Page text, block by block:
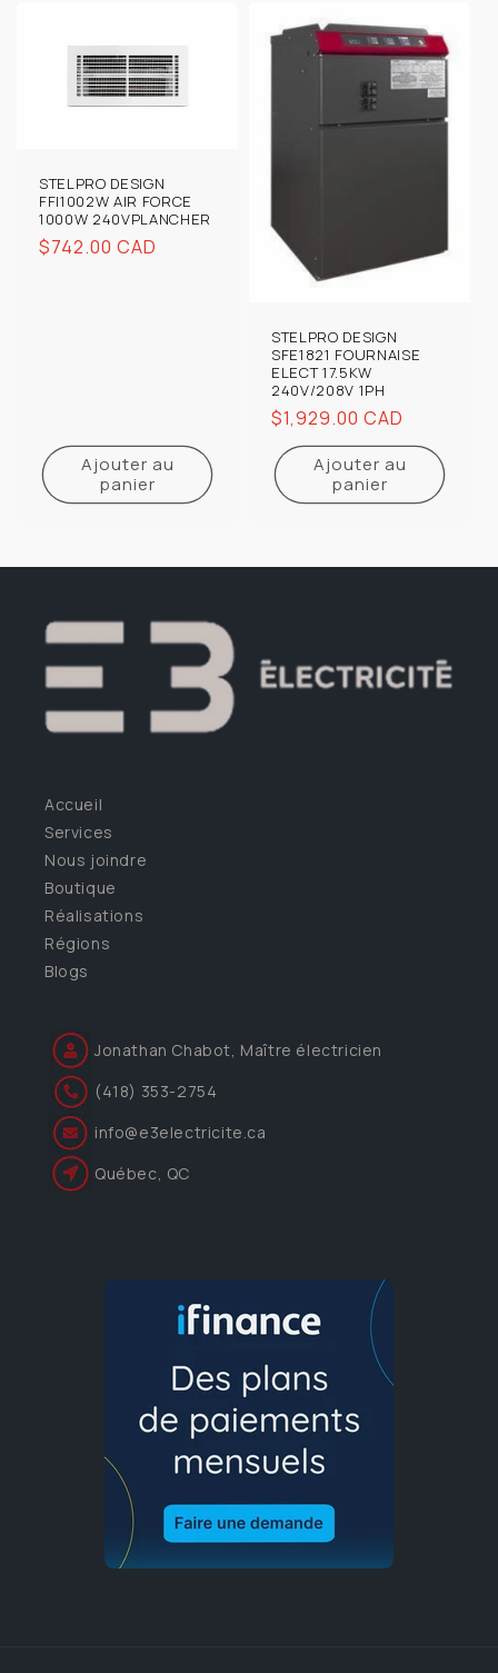
STELPRO DESIGN
FFI1002W AIR FORCE
1000W 240VPLANCHER
Prix
$742.00 CAD
Ajouter au
panier
STELPRO DESIGN
SFE1821 FOURNAISE
ELECT 17.5KW
240V/208V 1PH
Prix
habituel
$1,929.00 CAD
Ajouter au
panier
Accueil
Services
Nous joindre
Boutique
Réalisations
Régions
Blogs
Jonathan Chabot, Maître électricien
(418) 353-2754
info@e3electricite.ca
Québec, QC